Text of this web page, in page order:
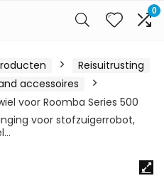
0
Reisuitrusting
accessoires
voor Roomba Series 500
voor stofzuigerrobot,